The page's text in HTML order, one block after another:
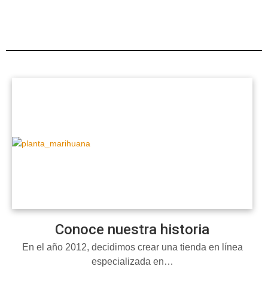
Conoce nuestra historia
En el año 2012, decidimos crear una tienda en línea
especializada en…